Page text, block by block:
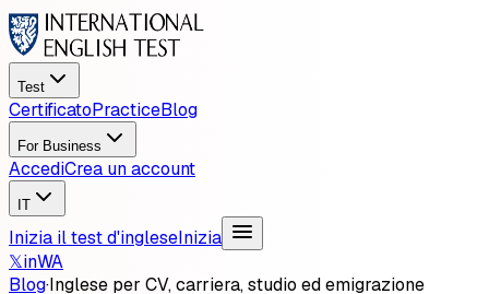
Test
CertificatoPracticeBlog
For Business
AccediCrea un account
IT
Inizia il test d'ingleseInizia
𝕏inWA
Blog·Inglese per CV, carriera, studio ed emigrazione